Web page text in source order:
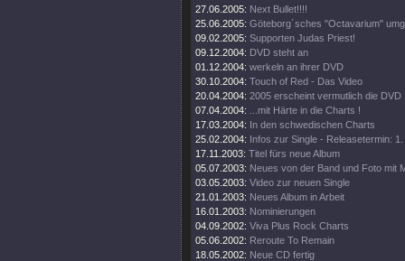
27.06.2005: Next Bullet!!!!
25.06.2005: Göteborg´sches "Octavarium"
09.02.2005: Supporten Judas Priest!
09.12.2004: DVD steht an
01.12.2004: werkeln an ihrer DVD
30.10.2004: Touch of Red - Das Video
20.04.2004: 2005 erscheint vermutlich die DVD
07.04.2004:
...mit Härte in die Charts !
17.03.2004: In den schwedischen Charts
25.02.2004: Infos zur Single - Releasetermin:
17.11.2003: Titel fürs neue Album
05.07.2003: Neues von der Band und Foto mit
03.05.2003: Video zur neuen Single
21.01.2003: Neues Album in Arbeit
16.01.2003: Nominierungen
04.09.2002: Viva Plus Rock Charts
05.06.2002: Reroute To Remain
18.05.2002: Neue CD fertig